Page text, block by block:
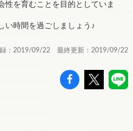
性を育むことを目的としていま
い時間を過ごしましょう♪
：2019/09/22 最終更新：2019/09/22